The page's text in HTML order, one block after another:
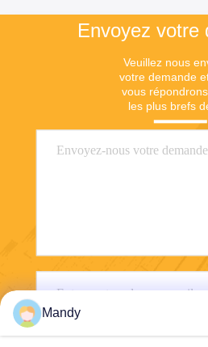
Envoyez votre
Veuillez nous
votre demande
vous
les plus brefs
Mandy